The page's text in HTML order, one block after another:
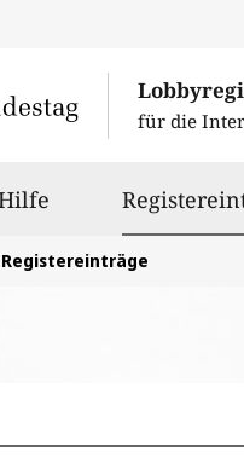
für die
Registereinträge